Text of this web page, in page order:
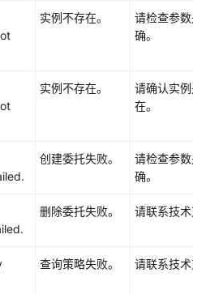
实例不存在。
请检查参数是
确。
实例不存在。
请确认实例是
在。
创建委托失败。
请检查参数是
确。
删除委托失败。 请联系技术支
查询策略失败。 请联系技术支